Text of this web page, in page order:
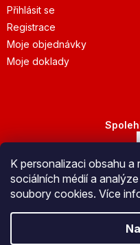
K personalizaci obsahu
sociálních médií a
soubory cookies. Více
Přihlásit se
Registrace
Moje objednávky
Moje doklady